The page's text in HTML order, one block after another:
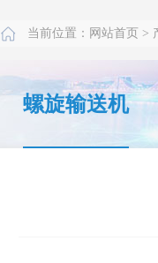
当前位置： 网站首页 >
螺旋输送机